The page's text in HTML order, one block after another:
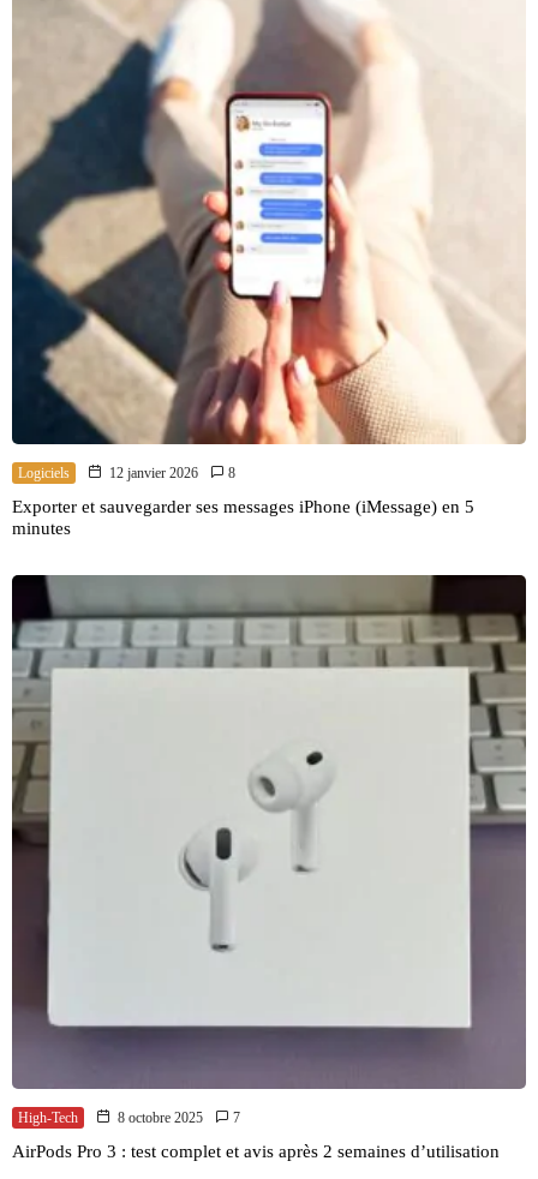
Logiciels 12 janvier 2026 8
Exporter et sauvegarder ses messages iPhone (iMessage) en 5
minutes
High-Tech 8 octobre 2025 7
AirPods Pro 3 : test complet et avis après 2 semaines d’utilisation